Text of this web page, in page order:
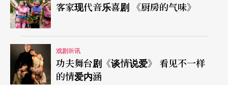
客家现代音乐喜剧 《厨房的气味》
戏剧新讯
功夫舞台剧《谈情说爱》 看见不一样
的情爱内涵